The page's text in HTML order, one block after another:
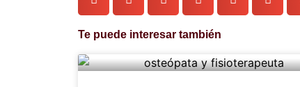
Te puede interesar también